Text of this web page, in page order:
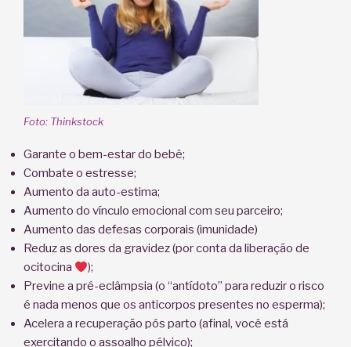
Foto: Thinkstock
Garante o bem-estar do bebê;
Combate o estresse;
Aumento da auto-estima;
Aumento do vínculo emocional com seu parceiro;
Aumento das defesas corporais (imunidade)
Reduz as dores da gravidez (por conta da liberação de
ocitocina
);
Previne a pré-eclâmpsia (o “antídoto” para reduzir o risco
é nada menos que os anticorpos presentes no esperma);
Acelera a recuperação pós parto (afinal, você está
exercitando o assoalho pélvico);